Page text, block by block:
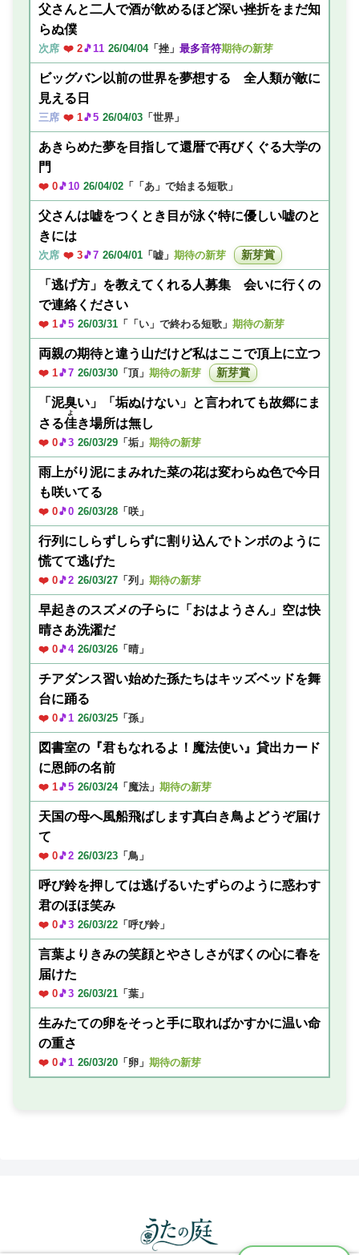
父さんと二人で酒が飲めるほど深い挫折をまだ知
らぬ僕
次席 ❤️ 2🎵11 26/04/04「挫」 最多音符期待の新芽
ビッグバン以前の世界を夢想する 全人類が敵に
見える日
三席 ❤️ 1🎵5 26/04/03 「世界」
あきらめた夢を目指して還暦で再びくぐる大学の
門
❤️ 0🎵10 26/04/02 「「あ」で始まる短歌」
父さんは嘘をつくとき目が泳ぐ特に優しい嘘のと
きには
次席 ❤️ 3🎵7 26/04/01 「嘘」 期待の新芽 新芽賞
「逃げ方」を教えてくれる人募集 会いに行くの
で連絡ください
❤️ 1🎵5 26/03/31 「「い」で終わる短歌」 期待の新芽
両親の期待と違う山だけど私はここで頂上に立つ
❤️ 1🎵7 26/03/30 「頂」 期待の新芽 新芽賞
「泥臭い」「垢ぬけない」と言われても故郷にま
さる佳
よ
き場所は無し
❤️ 0🎵3 26/03/29 「垢」 期待の新芽
雨上がり泥にまみれた菜の花は変わらぬ色で今日
も咲いてる
❤️ 0🎵0 26/03/28 「咲」
行列にしらずしらずに割り込んでトンボのように
慌てて逃げた
❤️ 0🎵2 26/03/27 「列」 期待の新芽
早起きのスズメの子らに「おはようさん」空は快
晴さあ洗濯だ
❤️ 0🎵4 26/03/26 「晴」
チアダンス習い始めた孫たちはキッズベッドを舞
台に踊る
❤️ 0🎵1 26/03/25 「孫」
図書室の『君もなれるよ！魔法使い』貸出カード
に恩師の名前
❤️ 1🎵5 26/03/24「魔法」 期待の新芽
天国の母へ風船飛ばします真白き鳥よどうぞ届け
て
❤️ 0🎵2 26/03/23 「鳥」
呼び鈴を押しては逃げるいたずらのように惑わす
君のほほ笑み
❤️ 0🎵3 26/03/22 「呼び鈴」
言葉よりきみの笑顔とやさしさがぼくの心に春を
届けた
❤️ 0🎵3 26/03/21 「葉」
生みたての卵をそっと手に取ればかすかに温い命
の重さ
❤️ 0🎵1 26/03/20 「卵」 期待の新芽